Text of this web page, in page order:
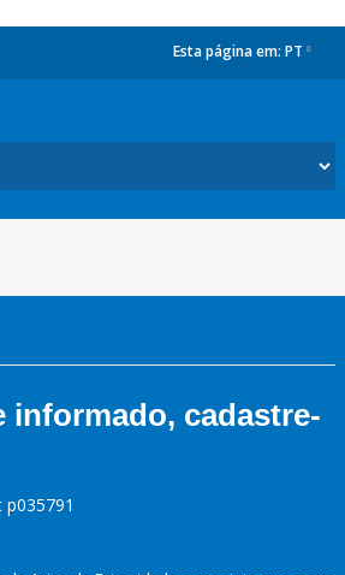
Esta página em: PT
informado, cadastre-